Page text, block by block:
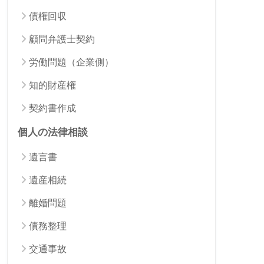
債権回収
顧問弁護士契約
労働問題（企業側）
知的財産権
契約書作成
個人の法律相談
遺言書
遺産相続
離婚問題
債務整理
交通事故